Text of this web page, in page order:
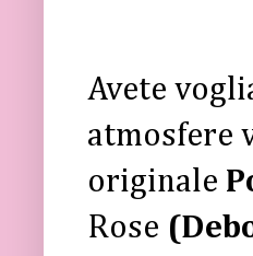
Avete
atmosfere
originale
Rose